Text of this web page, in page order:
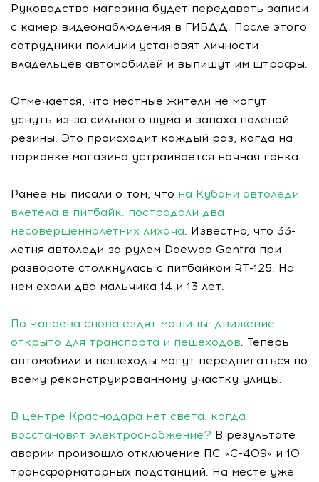
Руководство магазина будет передавать записи
с камер видеонаблюдения в ГИБДД. После этого
сотрудники полиции установят личности
владельцев автомобилей и выпишут им штрафы.
Отмечается, что местные жители не могут
уснуть из-за сильного шума и запаха паленой
резины. Это происходит каждый раз, когда на
парковке магазина устраивается ночная гонка.
Ранее мы писали о том, что на Кубани автоледи
влетела в питбайк: пострадали два
несовершеннолетних лихача. Известно, что 33-
летня автоледи за рулем Daewoo Gentra при
развороте столкнулась с питбайком RT-125. На
нем ехали два мальчика 14 и 13 лет.
По Чапаева снова ездят машины: движение
открыто для транспорта и пешеходов. Теперь
автомобили и пешеходы могут передвигаться по
всему реконструированному участку улицы.
В центре Краснодара нет света: когда
восстановят электроснабжение? В результате
аварии произошло отключение ПС «С-409» и 10
трансформаторных подстанций. На месте уже